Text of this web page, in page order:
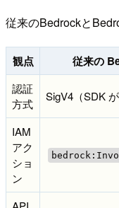
従来のBedrockと
観点 従来の
認証
方式
SigV4（SDK
IAM
アク
ショ
ン